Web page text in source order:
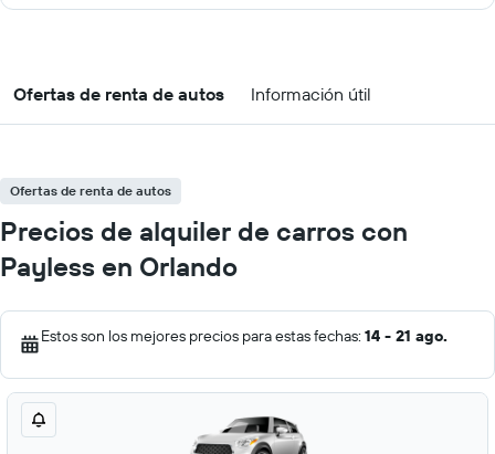
Ofertas de renta de autos Información útil
Ofertas de renta de autos
Precios de alquiler de carros con
Payless en Orlando
Estos son los mejores precios para estas fechas: 14 - 21 ago.